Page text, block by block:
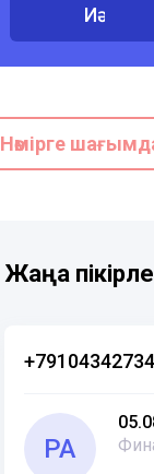
Иә
Нөмірге
Жаңа
+79104342734
РА